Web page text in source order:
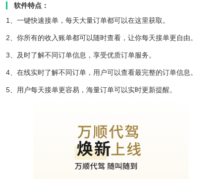
软件特点：
1、一键快速接单，每天大量订单都可以在这里获取。
2、你所有的收入账单都可以随时查看，让你每天接单更自由。
3、及时了解不同订单信息，享受优质订单服务。
4、在线实时了解不同订单，用户可以查看最完整的订单信息。
5、用户每天接单更容易，海量订单可以实时更新提醒。